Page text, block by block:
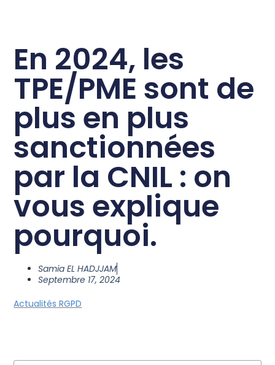
En 2024, les
TPE/PME sont de
plus en plus
sanctionnées
par la CNIL : on
vous explique
pourquoi.
Samia EL HADJJAM
Septembre 17, 2024
Actualités RGPD